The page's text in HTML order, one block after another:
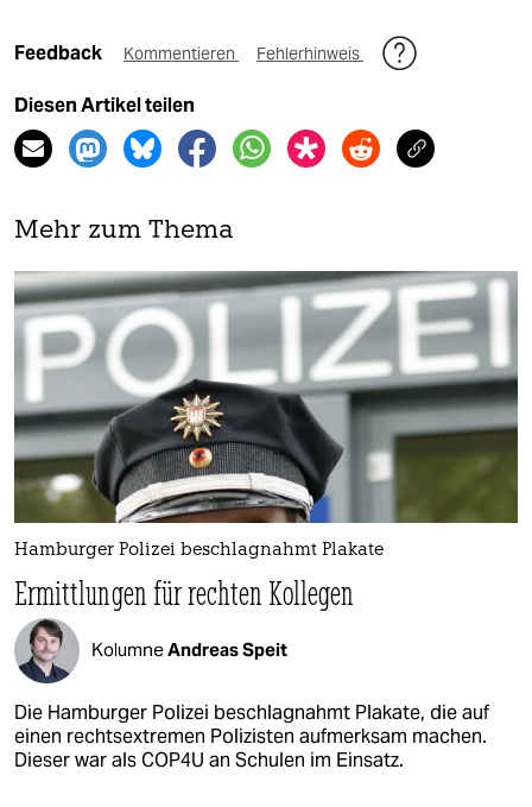
Feedback Kommentieren Fehlerhinweis
Diesen Artikel teilen
Mehr zum Thema
Hamburger Polizei beschlagnahmt Plakate
Ermittlungen für rechten Kollegen
KolumneAndreas Speit
Die Hamburger Polizei beschlagnahmt Plakate, die auf
einen rechtsextremen Polizisten aufmerksam machen.
Dieser war als COP4U an Schulen im Einsatz.